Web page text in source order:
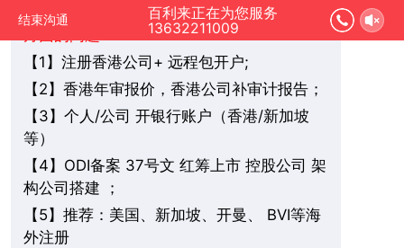
结束沟通
百利来正在为您服务
13632211009
您好，我是在线人工客服，您是想要了解哪
【 1】注册香港公司+ 远程包开户;
【 2】香港年审报价，香港公司补审计报告；
【 3】个人/公司 开银行账户（香港/新加坡
等）
【 4】ODI备案 37号文 红筹上市 控股公司 架
构公司搭建 ；
【 5】推荐：美国、新加坡、 开曼、 BVI等海
外注册